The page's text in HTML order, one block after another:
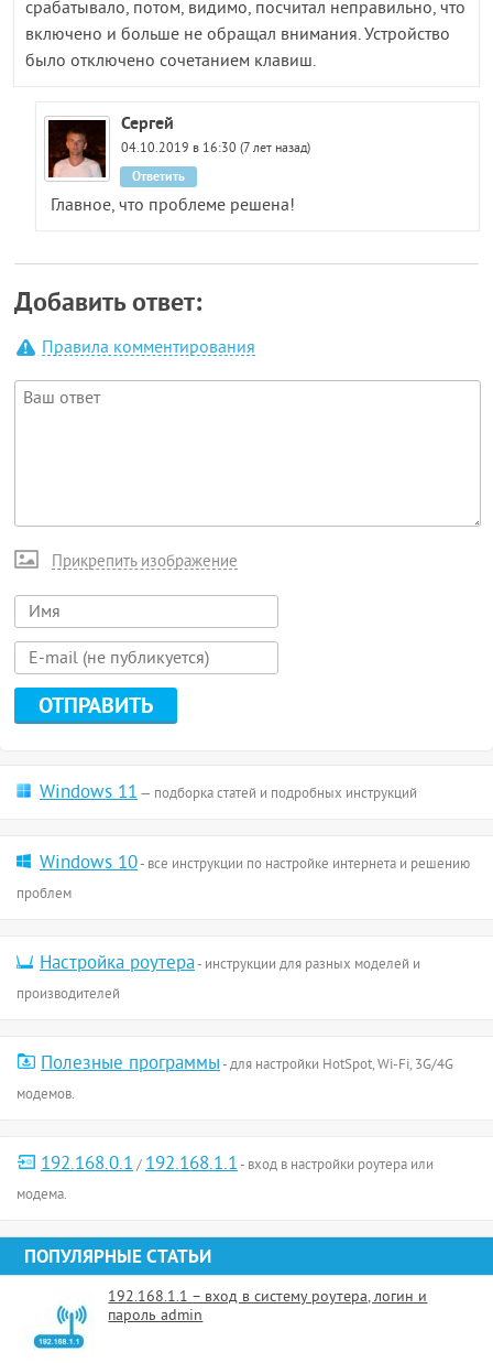
срабатывало, потом, видимо, посчитал неправильно, что
включено и больше не обращал внимания. Устройство
было отключено сочетанием клавиш.
Сергей
04.10.2019 в 16:30 (7 лет назад)
Главное, что проблеме решена!
Ответить
Добавить ответ:
Правила комментирования
Прикрепить изображение
Windows 11— подборка статей и подробных инструкций
Windows 10- все инструкции по настройке интернета и решению
проблем
Настройка роутера- инструкции для разных моделей и
производителей
Полезные программы- для настройки HotSpot, Wi-Fi, 3G/4G
модемов.
192.168.0.1/192.168.1.1- вход в настройки роутера или
модема.
ПОПУЛЯРНЫЕ СТАТЬИ
192.168.1.1 – вход в систему роутера, логин и
пароль admin